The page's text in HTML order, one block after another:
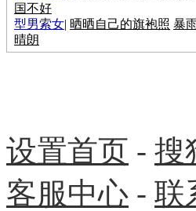
国不好
型男索女| 晒晒自己的旗袍照 暴
晴朗
设置首页 - 搜
客服中心 - 联